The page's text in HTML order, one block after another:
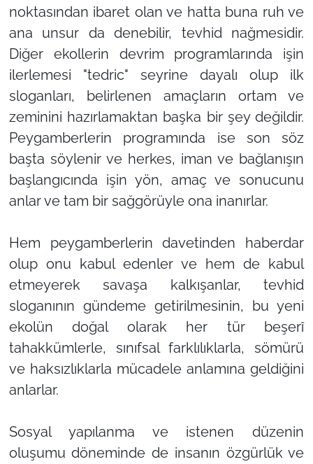
noktasından ibaret olan ve hatta buna ruh ve
ana unsur da denebilir, tevhid nağmesidir.
Diğer ekollerin devrim programlarında işin
ilerlemesi "tedric" seyrine dayalı olup ilk
sloganları, belirlenen amaçların ortam ve
zeminini hazırlamaktan başka bir şey değildir.
Peygamberlerin programında ise son söz
başta söylenir ve herkes, iman ve bağlanışın
başlangıcında işin yön, amaç ve sonucunu
anlar ve tam bir sağgörüyle ona inanırlar.
Hem peygamberlerin davetinden haberdar
olup onu kabul edenler ve hem de kabul
etmeyerek savaşa kalkışanlar, tevhid
sloganının gündeme getirilmesinin, bu yeni
ekolün doğal olarak her tür beşerî
tahakkümlerle, sınıfsal farklılıklarla, sömürü
ve haksızlıklarla mücadele anlamına geldiğini
anlarlar.
Sosyal yapılanma ve istenen düzenin
oluşumu döneminde de insanın özgürlük ve